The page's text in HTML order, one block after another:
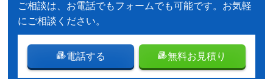
ご相談は、お電話でもフォームでも可能です。お気軽
にご相談ください。
電話する 無料お見積り